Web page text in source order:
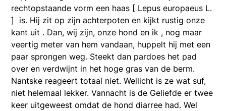
rechtopstaande vorm een haas [ Lepus europaeus L.
] is. Hij zit op zijn achterpoten en kijkt rustig onze
kant uit . Dan, wij zijn, onze hond en ik , nog maar
veertig meter van hem vandaan, huppelt hij met een
paar sprongen weg. Steekt dan pardoes het pad
over en verdwijnt in het hoge gras van de berm.
Nantske reageert totaal niet. Wellicht is ze wat suf,
niet helemaal lekker. Vannacht is de Geliefde er twee
keer uitgeweest omdat de hond diarree had. Wel